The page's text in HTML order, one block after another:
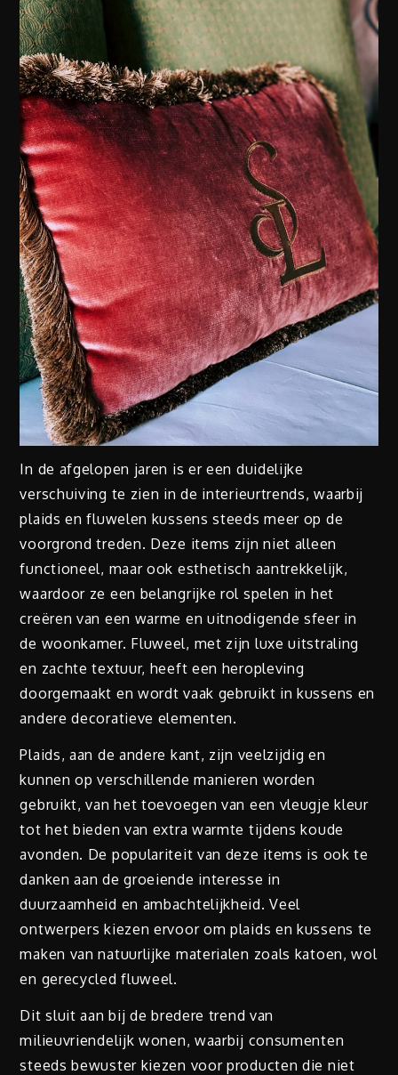
In de afgelopen jaren is er een duidelijke
verschuiving te zien in de interieurtrends, waarbij
plaids en fluwelen kussens steeds meer op de
voorgrond treden. Deze items zijn niet alleen
functioneel, maar ook esthetisch aantrekkelijk,
waardoor ze een belangrijke rol spelen in het
creëren van een warme en uitnodigende sfeer in
de woonkamer. Fluweel, met zijn luxe uitstraling
en zachte textuur, heeft een heropleving
doorgemaakt en wordt vaak gebruikt in kussens en
andere decoratieve elementen.
Plaids, aan de andere kant, zijn veelzijdig en
kunnen op verschillende manieren worden
gebruikt, van het toevoegen van een vleugje kleur
tot het bieden van extra warmte tijdens koude
avonden. De populariteit van deze items is ook te
danken aan de groeiende interesse in
duurzaamheid en ambachtelijkheid. Veel
ontwerpers kiezen ervoor om plaids en kussens te
maken van natuurlijke materialen zoals katoen, wol
en gerecycled fluweel.
Dit sluit aan bij de bredere trend van
milieuvriendelijk wonen, waarbij consumenten
steeds bewuster kiezen voor producten die niet